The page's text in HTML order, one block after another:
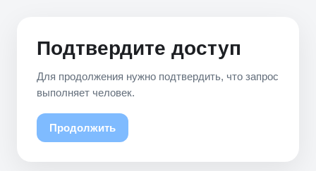
Подтвердите доступ
Для продолжения нужно подтвердить, что запрос
выполняет человек.
Продолжить